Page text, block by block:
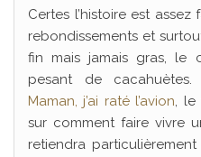
Certes l’histoire est
rebondissements et
fin mais jamais gras, le
pesant de
Maman, j’ai raté l’avion, le
sur comment faire vivre
retiendra